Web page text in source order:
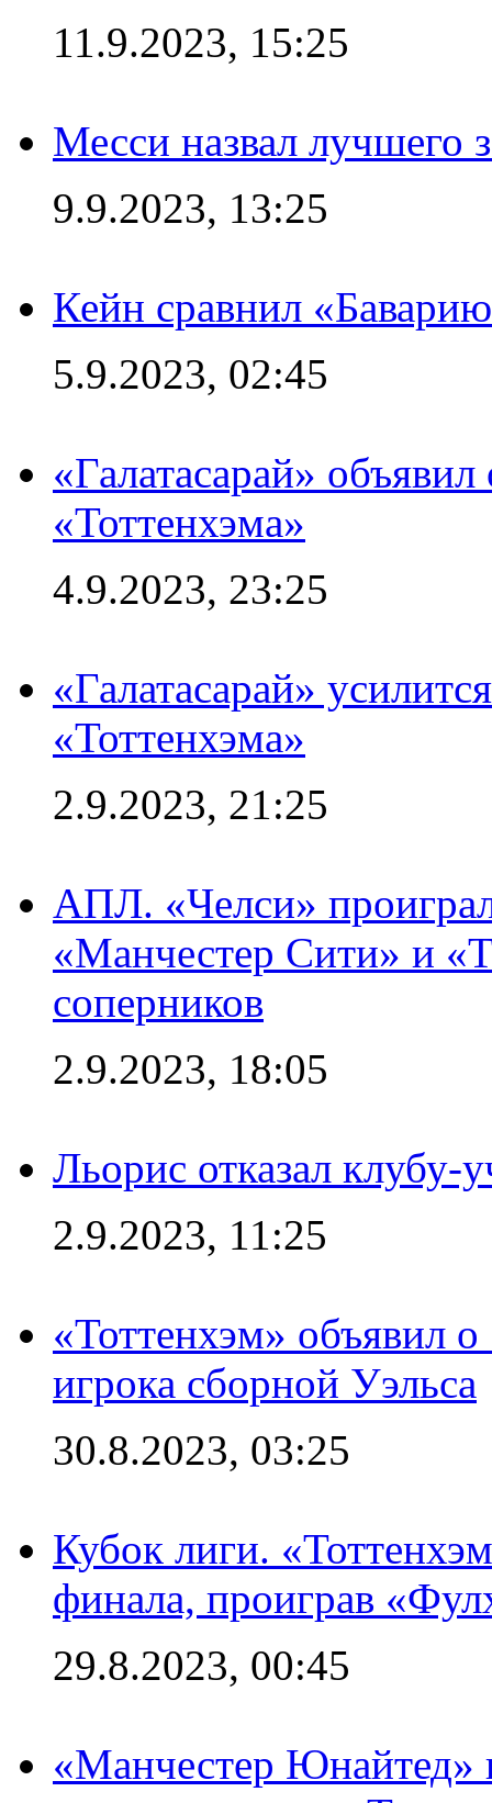
11.9.2023, 15:25
Месси назвал лучшего
9.9.2023, 13:25
Кейн сравнил
5.9.2023, 02:45
«Галатасарай»
«Тоттенхэма»
4.9.2023, 23:25
«Галатасарай»
«Тоттенхэма»
2.9.2023, 21:25
АПЛ. «Челси»
«Манчестер Сити» и
соперников
2.9.2023, 18:05
Льорис отказал клубу-
2.9.2023, 11:25
«Тоттенхэм» объявил
игрока сборной Уэльса
30.8.2023, 03:25
Кубок лиги.
финала, проиграв
29.8.2023, 00:45
«Манчестер Юнайтед»